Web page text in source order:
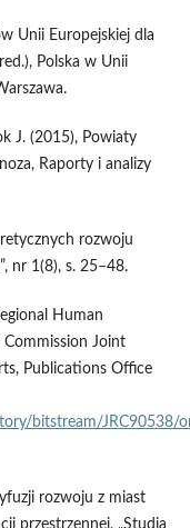
Unii Europejskiej dla
Polska w Unii
J. (2015), Powiaty
Raporty i analizy
rozwoju
nr 1(8), s. 25–48.
Human
Commission Joint
Publications Office
bitstream/JRC90538/
rozwoju z miast